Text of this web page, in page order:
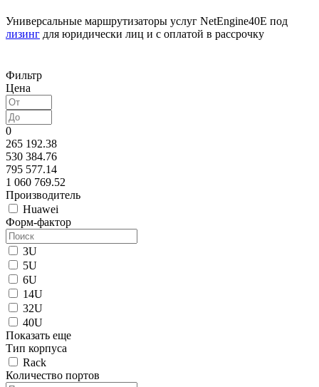
Универсальные маршрутизаторы услуг NetEngine40E под
лизинг для юридически лиц и с оплатой в рассрочку
Фильтр
Цена
0
265 192.38
530 384.76
795 577.14
1 060 769.52
Производитель
Huawei
Форм-фактор
3U
5U
6U
14U
32U
40U
Показать еще
Тип корпуса
Rack
Количество портов